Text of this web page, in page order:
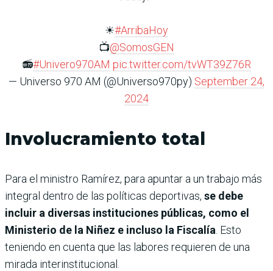
☀#ArribaHoy
📺@SomosGEN
📻#Univero970AM pic.twitter.com/tvWT39Z76R
— Universo 970 AM (@Universo970py) September 24,
2024
Involucramiento total
Para el ministro Ramírez, para apuntar a un trabajo más
integral dentro de las políticas deportivas, se debe
incluir a diversas instituciones públicas, como el
Ministerio de la Niñez e incluso la Fiscalía . Esto
teniendo en cuenta que las labores requieren de una
mirada interinstitucional.